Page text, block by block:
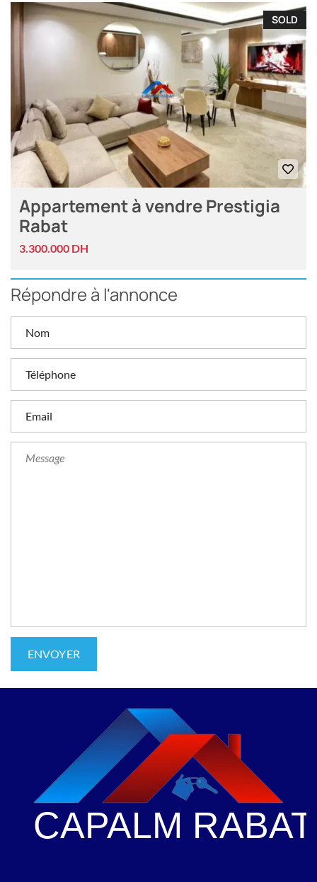
SOLD
Appartement à vendre Prestigia
Rabat
3.300.000 DH
Répondre à l'annonce